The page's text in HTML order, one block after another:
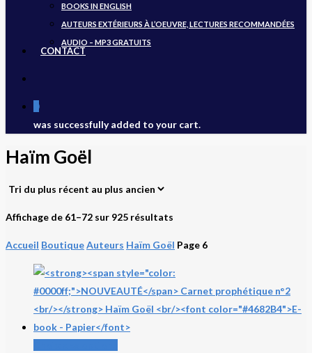
BOOKS IN ENGLISH
AUTEURS EXTÉRIEURS À L’OEUVRE, LECTURES RECOMMANDÉES
AUDIO – MP3 GRATUITS
CONTACT
was successfully added to your cart.
Haïm Goël
Affichage de 61–72 sur 925 résultats
plus
récent
au
plus
Accueil BoutiqueAuteurs Haïm Goël Page 6